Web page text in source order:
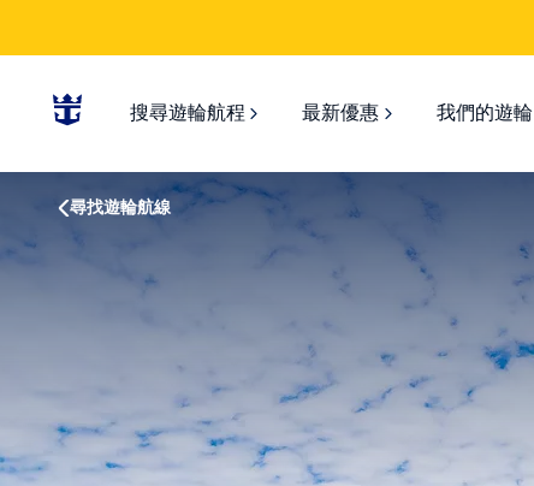
搜尋遊輪航程 最新優惠 我們的遊輪
尋找遊輪航線